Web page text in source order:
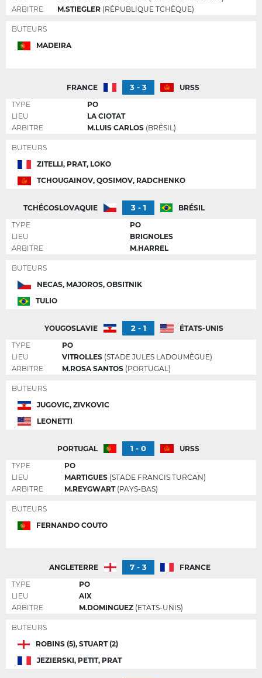
ARBITRE
M.STIEGLER (RÉPUBLIQUE TCHÈQUE)
BUTEURS
MADEIRA
FRANCE 3 - 3
URSS
TYPE
PO
LIEU
LA CIOTAT
ARBITRE
M.LUIS CARLOS (BRÉSIL)
BUTEURS
ZITELLI, PRAT, LOKO
TCHOUGAINOV, QOSIMOV, RADCHENKO
TCHÉCOSLOVAQUIE 3 - 1
BRÉSIL
TYPE
PO
LIEU
BRIGNOLES
ARBITRE
M.HARREL
BUTEURS
NECAS, MAJOROS, OBSITNIK
TULIO
YOUGOSLAVIE 2 - 1
ÉTATS-UNIS
TYPE
PO
LIEU
VITROLLES (STADE JULES LADOUMÈGUE)
ARBITRE
M.ROSA SANTOS (PORTUGAL)
BUTEURS
JUGOVIC, ZIVKOVIC
LEONETTI
PORTUGAL 1 - 0
URSS
TYPE
PO
LIEU
MARTIGUES (STADE FRANCIS TURCAN)
ARBITRE
M.REYGWART (PAYS-BAS)
BUTEURS
FERNANDO COUTO
ANGLETERRE 7 - 3
FRANCE
TYPE
PO
LIEU
AIX
ARBITRE
M.DOMINGUEZ (ETATS-UNIS)
BUTEURS
ROBINS (5), STUART (2)
JEZIERSKI, PETIT, PRAT